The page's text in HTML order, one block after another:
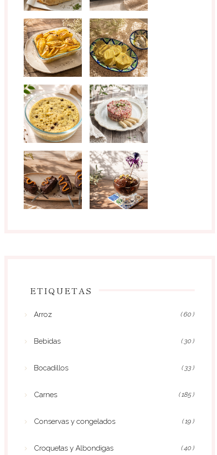
ETIQUETAS
Arroz ( 60 )
Bebidas ( 30 )
Bocadillos ( 33 )
Carnes ( 185 )
Conservas y congelados ( 19 )
Croquetas y Albondigas ( 40 )